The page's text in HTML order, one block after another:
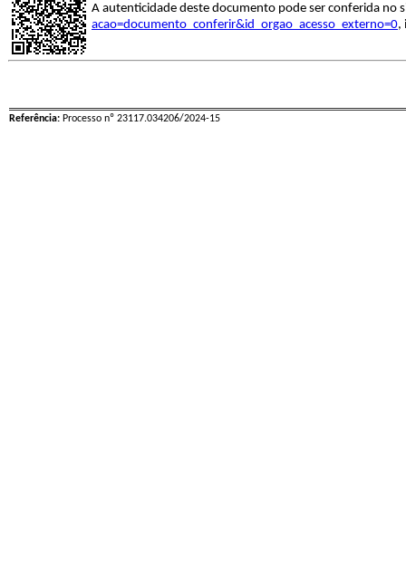
A autenticidade deste documento pode ser conferida no
acao=documento_conferir&id_orgao_acesso_externo=0,
Referência: Processo nº 23117.034206/2024-15